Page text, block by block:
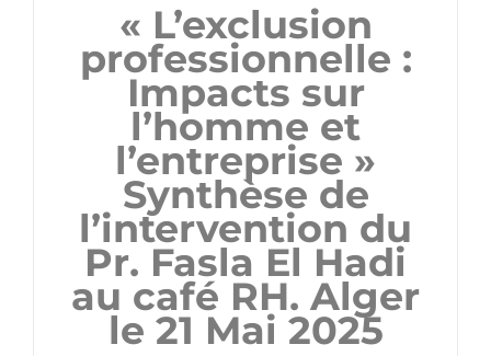
« L’exclusion
professionnelle :
Impacts sur
l’homme et
l’entreprise »
Synthèse de
l’intervention du
Pr. Fasla El Hadi
au café RH. Alger
le 21 Mai 2025